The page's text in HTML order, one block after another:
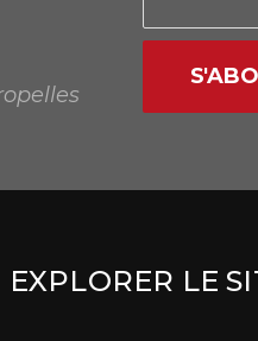
EXPLORER LE